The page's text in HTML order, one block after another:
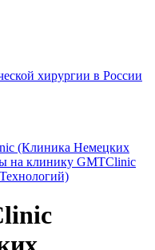
хирургии в России
(Клиника Немецких
на клинику GMTClinic